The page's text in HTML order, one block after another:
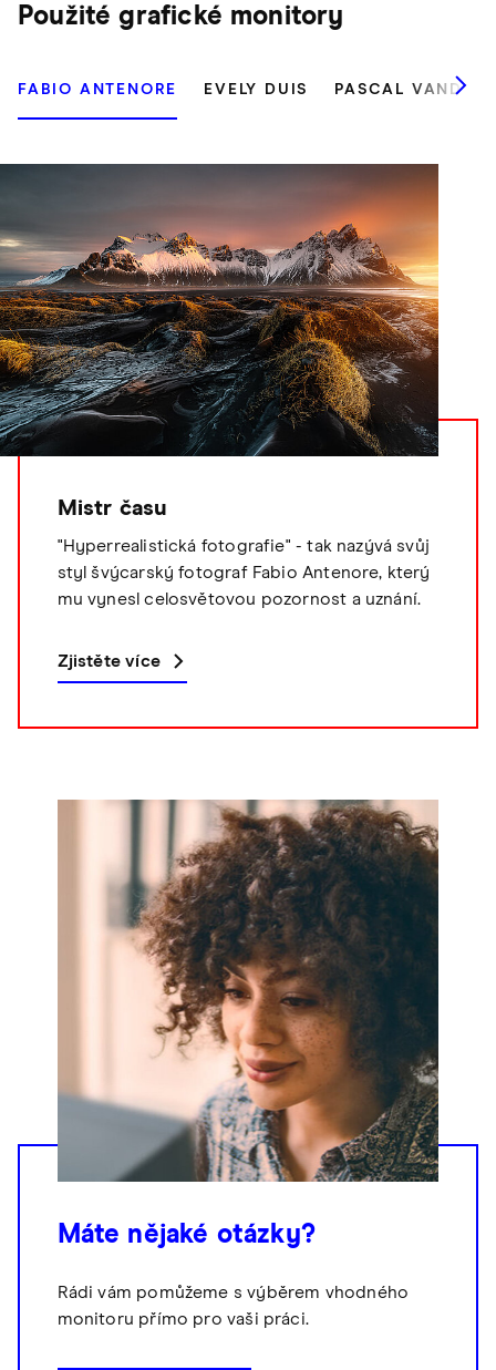
Použité grafické monitory
FABIO ANTENORE EVELY DUIS PASCAL
Mistr času
"Hyperrealistická fotografie" - tak nazývá svůj
styl švýcarský fotograf Fabio Antenore, který
mu vynesl celosvětovou pozornost a uznání.
Zjistěte více
Máte nějaké otázky?
Rádi vám pomůžeme s výběrem vhodného
monitoru přímo pro vaši práci.